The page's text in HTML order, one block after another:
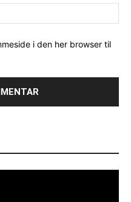
i den her browser til